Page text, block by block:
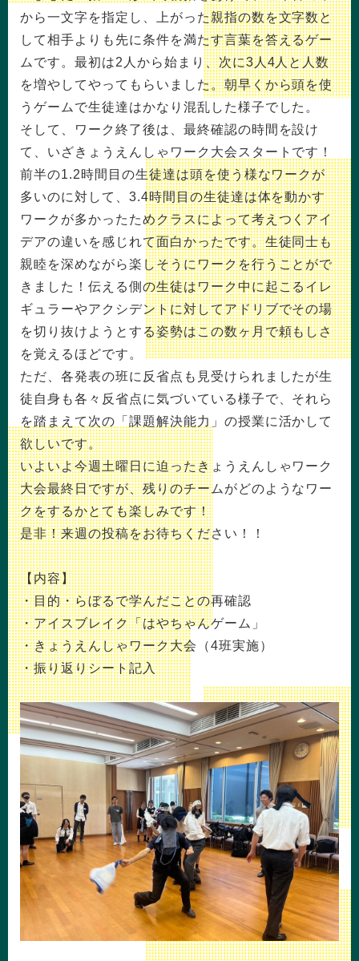
から一文字を指定し、上がった親指の数を文字数と
して相手よりも先に条件を満たす言葉を答えるゲー
ムです。最初は2人から始まり、次に3人4人と人数
を増やしてやってもらいました。朝早くから頭を使
うゲームで生徒達はかなり混乱した様子でした。
そして、ワーク終了後は、最終確認の時間を設け
て、いざきょうえんしゃワーク大会スタートです！
前半の1.2時間目の生徒達は頭を使う様なワークが
多いのに対して、3.4時間目の生徒達は体を動かす
ワークが多かったためクラスによって考えつくアイ
デアの違いを感じれて面白かったです。生徒同士も
親睦を深めながら楽しそうにワークを行うことがで
きました！伝える側の生徒はワーク中に起こるイレ
ギュラーやアクシデントに対してアドリブでその場
を切り抜けようとする姿勢はこの数ヶ月で頼もしさ
を覚えるほどです。
ただ、各発表の班に反省点も見受けられましたが生
徒自身も各々反省点に気づいている様子で、それら
を踏まえて次の「課題解決能力」の授業に活かして
欲しいです。
いよいよ今週土曜日に迫ったきょうえんしゃワーク
大会最終日ですが、残りのチームがどのようなワー
クをするかとても楽しみです！
是非！来週の投稿をお待ちください！！
【内容】
・目的・らぼるで学んだことの再確認
・アイスブレイク「はやちゃんゲーム」
・きょうえんしゃワーク大会（4班実施）
・振り返りシート記入